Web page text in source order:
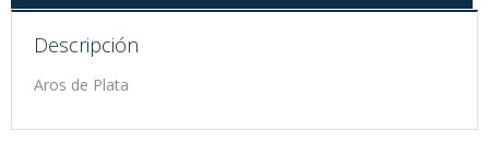
Descripción
Aros de Plata